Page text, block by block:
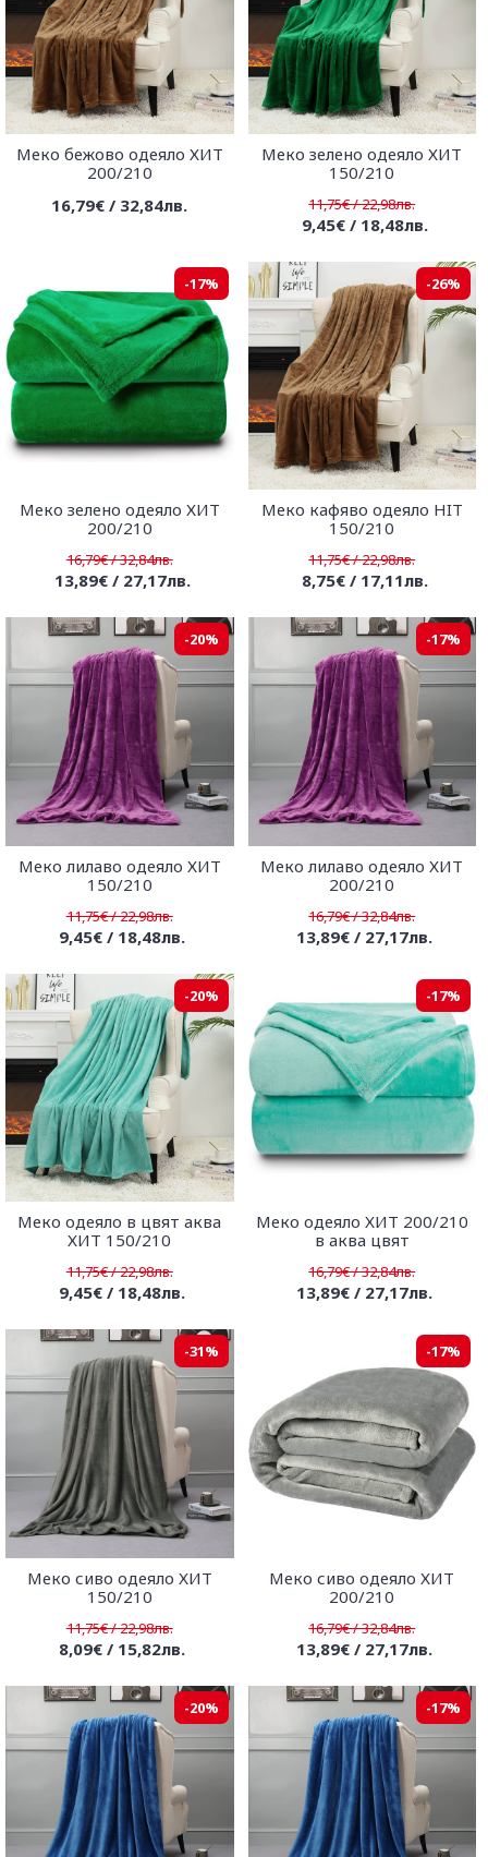
Меко бежово одеяло ХИТ
200/210
16,79€ / 32,84лв.
Меко зелено одеяло ХИТ
150/210
11,75€ / 22,98лв.
9,45€ / 18,48лв.
-17%
Меко зелено одеяло ХИТ
200/210
16,79€ / 32,84лв.
13,89€ / 27,17лв.
-26%
Меко кафяво одеяло HIT
150/210
11,75€ / 22,98лв.
8,75€ / 17,11лв.
-20%
Меко лилаво одеяло ХИТ
150/210
11,75€ / 22,98лв.
9,45€ / 18,48лв.
-17%
Меко лилаво одеяло ХИТ
200/210
16,79€ / 32,84лв.
13,89€ / 27,17лв.
-20%
Меко одеяло в цвят аква
ХИТ 150/210
11,75€ / 22,98лв.
9,45€ / 18,48лв.
-17%
Меко одеяло ХИТ 200/210
в аква цвят
16,79€ / 32,84лв.
13,89€ / 27,17лв.
-31%
Меко сиво одеяло ХИТ
150/210
11,75€ / 22,98лв.
8,09€ / 15,82лв.
-17%
Меко сиво одеяло ХИТ
200/210
16,79€ / 32,84лв.
13,89€ / 27,17лв.
-20% -17%